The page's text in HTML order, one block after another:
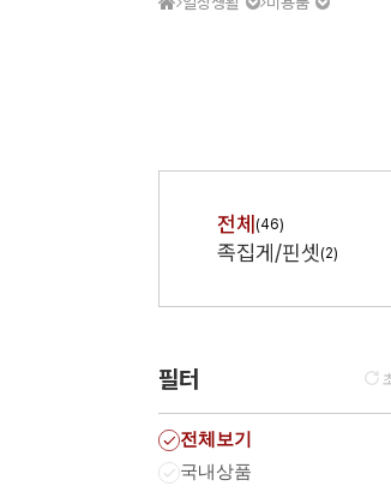
전체 (46)
족집게/핀셋 (2)
필터
전체보기
국내상품